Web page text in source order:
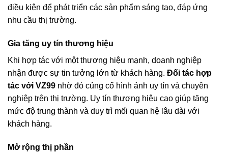
điều kiện để phát triển các sản phẩm sáng tạo, đáp ứng
nhu cầu thị trường.
Gia tăng uy tín thương hiệu
Khi hợp tác với một thương hiệu mạnh, doanh nghiệp
nhận được sự tin tưởng lớn từ khách hàng. Đối tác hợp
tác với VZ99 nhờ đó củng cố hình ảnh uy tín và chuyên
nghiệp trên thị trường. Uy tín thương hiệu cao giúp tăng
mức độ trung thành và duy trì mối quan hệ lâu dài với
khách hàng.
Mở rộng thị phần